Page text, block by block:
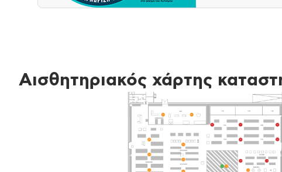
Αισθητηριακός χάρτης